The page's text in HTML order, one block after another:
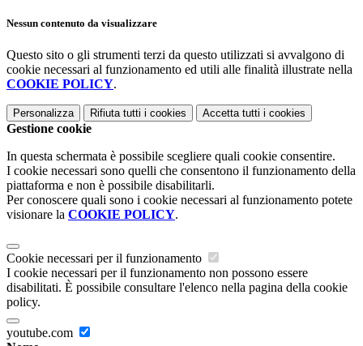
Nessun contenuto da visualizzare
Questo sito o gli strumenti terzi da questo utilizzati si avvalgono di
cookie necessari al funzionamento ed utili alle finalità illustrate nella
COOKIE POLICY.
Personalizza Rifiuta tutti i cookies Accetta tutti i cookies
Gestione cookie
In questa schermata è possibile scegliere quali cookie consentire.
I cookie necessari sono quelli che consentono il funzionamento della
piattaforma e non è possibile disabilitarli.
Per conoscere quali sono i cookie necessari al funzionamento potete
visionare la COOKIE POLICY.
Cookie necessari per il funzionamento
I cookie necessari per il funzionamento non possono essere
disabilitati. È possibile consultare l'elenco nella pagina della cookie
policy.
youtube.com